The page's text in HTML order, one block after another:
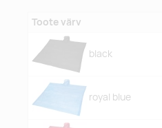
Toote värv
black
royal blue